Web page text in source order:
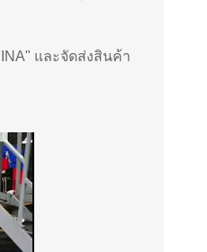
และจัดส่งสินค้า